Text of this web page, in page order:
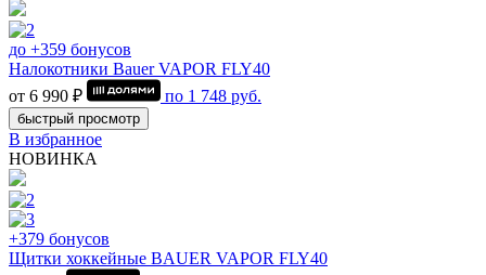
до +359 бонусов
Налокотники Bauer VAPOR FLY40
от 6 990 ₽
по 1 748 руб.
быстрый просмотр
В избранное
НОВИНКА
+379 бонусов
Щитки хоккейные BAUER VAPOR FLY40